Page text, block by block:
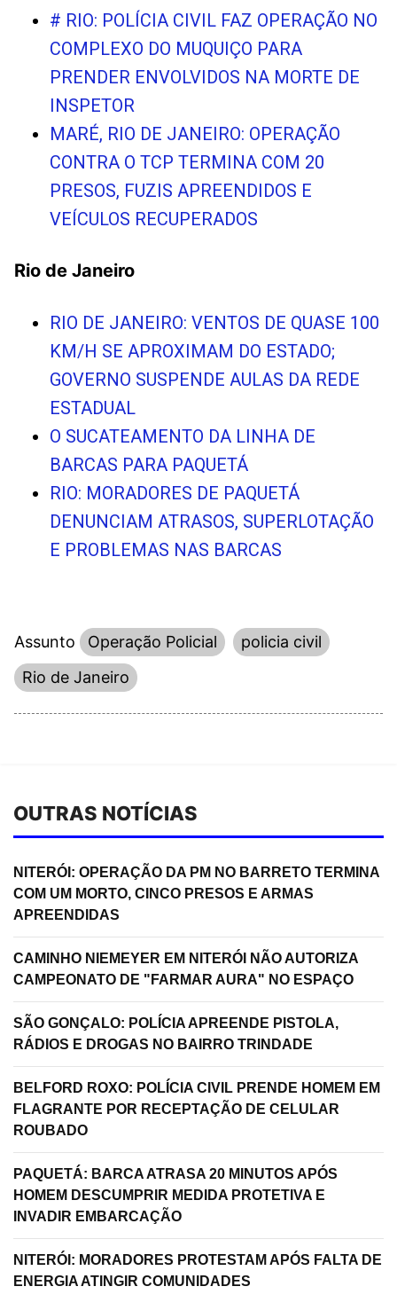
# RIO: POLÍCIA CIVIL FAZ OPERAÇÃO NO
COMPLEXO DO MUQUIÇO PARA
PRENDER ENVOLVIDOS NA MORTE DE
INSPETOR
MARÉ, RIO DE JANEIRO: OPERAÇÃO
CONTRA O TCP TERMINA COM 20
PRESOS, FUZIS APREENDIDOS E
VEÍCULOS RECUPERADOS
Rio de Janeiro
RIO DE JANEIRO: VENTOS DE QUASE 100
KM/H SE APROXIMAM DO ESTADO;
GOVERNO SUSPENDE AULAS DA REDE
ESTADUAL
O SUCATEAMENTO DA LINHA DE
BARCAS PARA PAQUETÁ
RIO: MORADORES DE PAQUETÁ
DENUNCIAM ATRASOS, SUPERLOTAÇÃO
E PROBLEMAS NAS BARCAS
Assunto Operação Policial
policia civil
Rio de Janeiro
OUTRAS NOTÍCIAS
NITERÓI: OPERAÇÃO DA PM NO BARRETO TERMINA
COM UM MORTO, CINCO PRESOS E ARMAS
APREENDIDAS
CAMINHO NIEMEYER EM NITERÓI NÃO AUTORIZA
CAMPEONATO DE "FARMAR AURA" NO ESPAÇO
SÃO GONÇALO: POLÍCIA APREENDE PISTOLA,
RÁDIOS E DROGAS NO BAIRRO TRINDADE
BELFORD ROXO: POLÍCIA CIVIL PRENDE HOMEM EM
FLAGRANTE POR RECEPTAÇÃO DE CELULAR
ROUBADO
PAQUETÁ: BARCA ATRASA 20 MINUTOS APÓS
HOMEM DESCUMPRIR MEDIDA PROTETIVA E
INVADIR EMBARCAÇÃO
NITERÓI: MORADORES PROTESTAM APÓS FALTA DE
ENERGIA ATINGIR COMUNIDADES